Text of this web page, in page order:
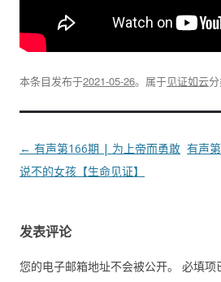
本条目发布于2021-05-26。属于见证如云分
文
章
← 有声第166期 | 为上帝而勇敢
说不的女孩【生命见证】
有声
发表评论
您的电子邮箱地址不会被公开。 必填项